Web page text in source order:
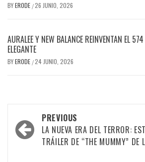
BYERODE /26 JUNIO, 2026
AURALEE Y NEW BALANCE REINVENTAN EL
ELEGANTE
BYERODE /24 JUNIO, 2026
PREVIOUS
LA NUEVA ERA DEL TERROR:
TRÁILER DE “THE MUMMY” DE